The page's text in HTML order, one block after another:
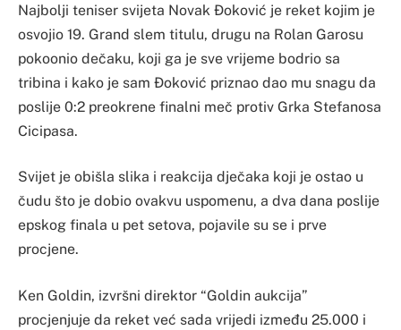
Najbolji teniser svijeta Novak Đoković je reket kojim je
osvojio 19. Grand slem titulu, drugu na Rolan Garosu
pokoonio dečaku, koji ga je sve vrijeme bodrio sa
tribina i kako je sam Đoković priznao dao mu snagu da
poslije 0:2 preokrene finalni meč protiv Grka Stefanosa
Cicipasa.
Svijet je obišla slika i reakcija dječaka koji je ostao u
čudu što je dobio ovakvu uspomenu, a dva dana poslije
epskog finala u pet setova, pojavile su se i prve
procjene.
Ken Goldin, izvršni direktor “Goldin aukcija”
procjenjuje da reket već sada vrijedi između 25.000 i